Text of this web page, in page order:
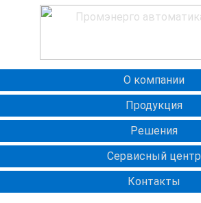
О компании
Продукция
Решения
Сервисный центр
Контакты